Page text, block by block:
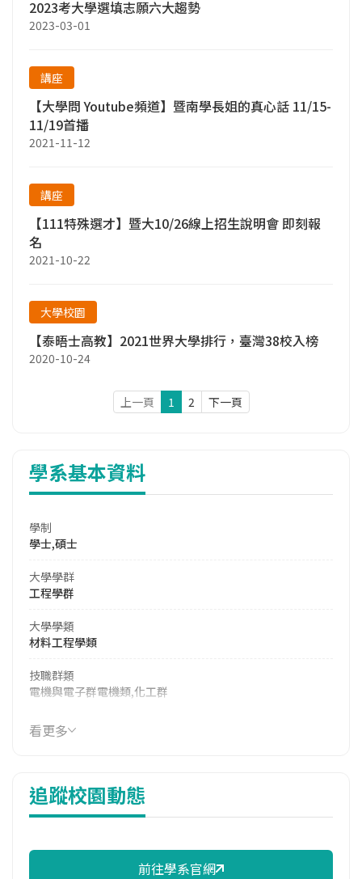
2023考大學選填志願六大趨勢
2023-03-01
講座
【大學問 Youtube頻道】暨南學長姐的真心話 11/15-
11/19首播
2021-11-12
講座
【111特殊選才】暨大10/26線上招生說明會 即刻報
名
2021-10-22
大學校園
【泰晤士高教】2021世界大學排行，臺灣38校入榜
2020-10-24
上一頁 1 2 下一頁
學系基本資料
學制
學士,碩士
大學學群
工程學群
大學學類
材料工程學類
技職群類
電機與電子群電機類,化工群
114年學費
15,983 元/學期
10,202 元/學期
114年註冊率
看更多
追蹤校園動態
前往學系官網